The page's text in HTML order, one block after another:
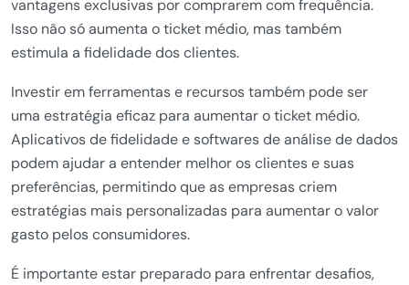
vantagens exclusivas por comprarem com frequência.
Isso não só aumenta o ticket médio, mas também
estimula a fidelidade dos clientes.
Investir em ferramentas e recursos também pode ser
uma estratégia eficaz para aumentar o ticket médio.
Aplicativos de fidelidade e softwares de análise de dados
podem ajudar a entender melhor os clientes e suas
preferências, permitindo que as empresas criem
estratégias mais personalizadas para aumentar o valor
gasto pelos consumidores.
É importante estar preparado para enfrentar desafios,